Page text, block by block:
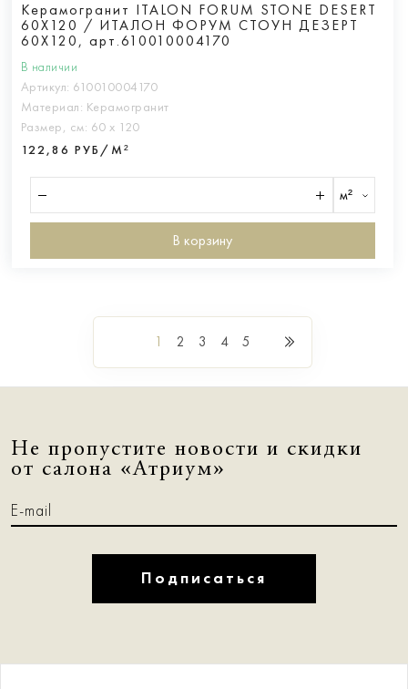
Керамогранит ITALON FORUM STONE DESERT
60X120 / ИТАЛОН ФОРУМ СТОУН ДЕЗЕРТ
60X120, арт.610010004170
В наличии
Артикул: 610010004170
Материал: Керамогранит
Размер, см: 60 х 120
122,86 РУБ/М²
м²
В корзину
1 2 3 4 5
Не пропустите новости и скидки
от салона «Атриум»
Подписаться